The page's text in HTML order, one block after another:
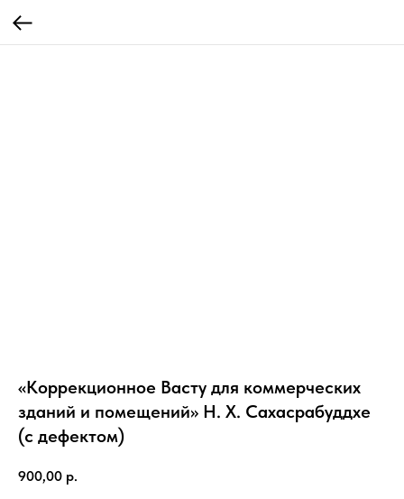
«Коррекционное Васту для коммерческих
зданий и помещений» Н. Х. Сахасрабуддхе
(c дефектом)
900,00 р.